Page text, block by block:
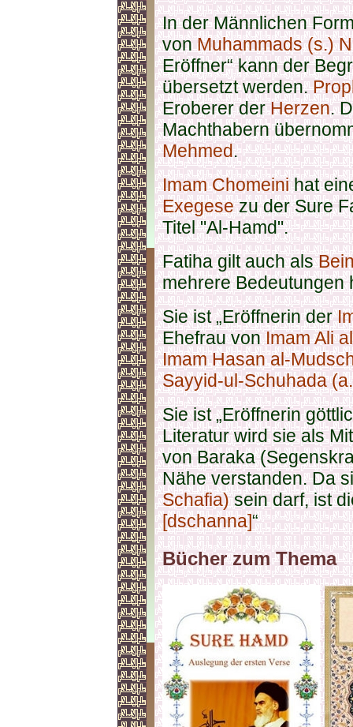
In der Männlichen
vonMuhammads (s.)
Eröffner“ kann der
übersetzt werden.
Eroberer derHerzen.
Machthabern
Mehmed.
Imam Chomeinihat
Exegesezu der Sure
Titel "Al-Hamd".
Fatiha gilt auch als
mehrere Bedeutungen
Sie ist „Eröffnerin der
Ehefrau vonImam Ali
Imam Hasan al-
Sayyid-ul-Schuhada
Sie ist „Eröffnerin
Literatur wird sie als
von Baraka
Nähe verstanden. Da
Schafia)sein darf, ist
[dschanna]“
Bücher zum Thema